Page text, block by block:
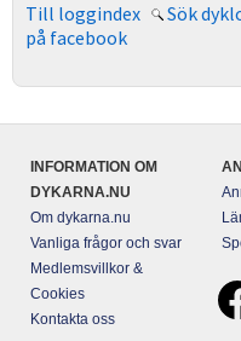
Till loggindex Sök
på facebook
INFORMATION OM
DYKARNA.NU
Om dykarna.nu
Vanliga frågor och svar
Medlemsvillkor &
Cookies
Kontakta oss